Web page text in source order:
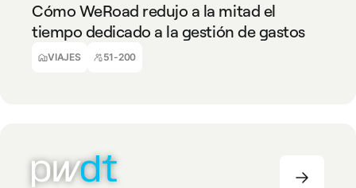
Cómo WeRoad redujo a la mitad el
tiempo dedicado a la gestión de gastos
VIAJES 51-200
Elena Giombelli
Director Financiero